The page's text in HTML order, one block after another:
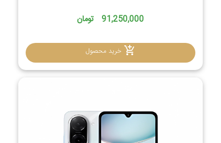
91,250,000 تومان
خرید محصول